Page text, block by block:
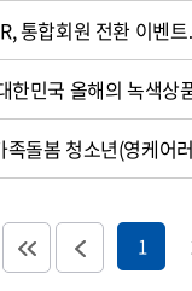
통합회원 전환 이벤
한민국 올해의 녹색상
돌봄 청소년(영케어
1